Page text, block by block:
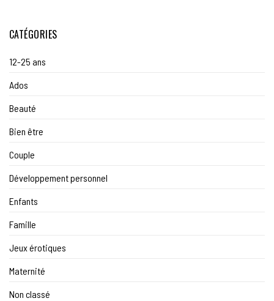
CATÉGORIES
12-25 ans
Ados
Beauté
Bien être
Couple
Développement personnel
Enfants
Famille
Jeux érotiques
Maternité
Non classé